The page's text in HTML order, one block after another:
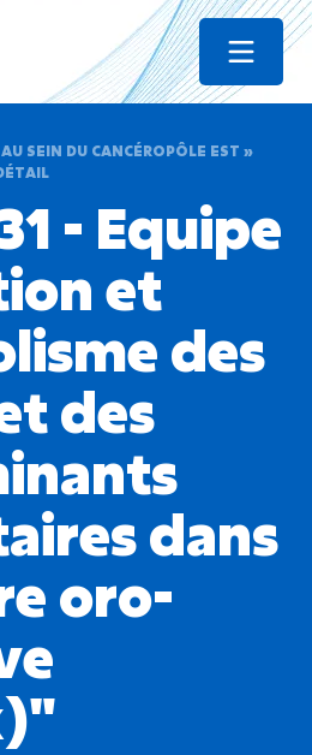
Menu
SEIN DU CANCÉROPÔLE EST »
- Equipe
et
des
des
dans
oro-